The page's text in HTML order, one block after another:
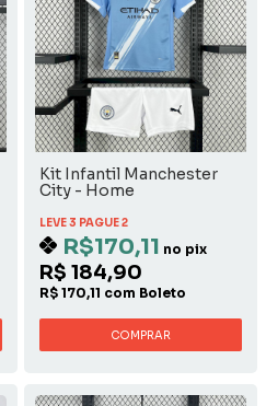
Kit Infantil Manchester
City - Home
LEVE 3 PAGUE 2
R$170,11 no pix
R$ 184,90
R$ 170,11 com Boleto
COMPRAR